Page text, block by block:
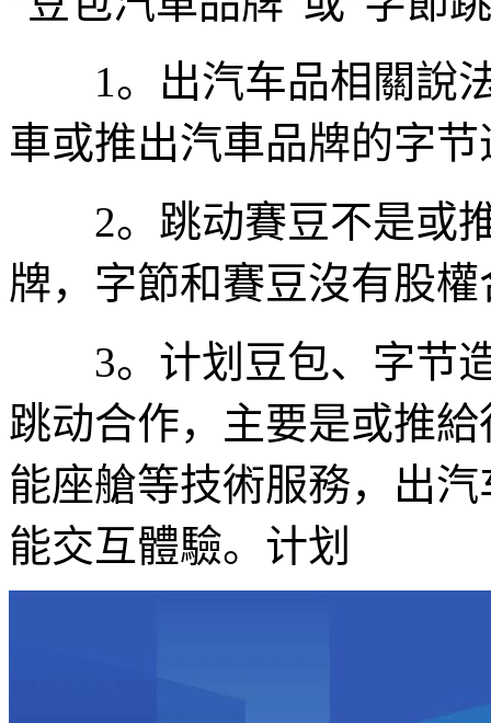
1。出汽车品相關說法
車或推出汽車品牌的字
2。跳动賽豆不是或推
牌，字節和賽豆沒有股
3。计划豆包、字节造
跳动合作，主要是或推
能座艙等技術服務，出
能交互體驗。计划